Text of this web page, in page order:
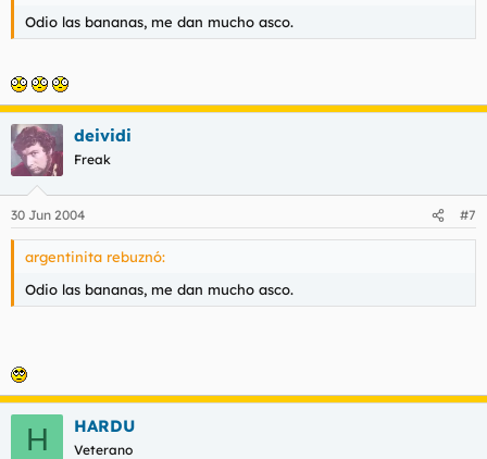
Odio las bananas, me dan mucho asco.
deividi
Freak
30 Jun 2004 #7
argentinita rebuznó:
Odio las bananas, me dan mucho asco.
H HARDU
Veterano